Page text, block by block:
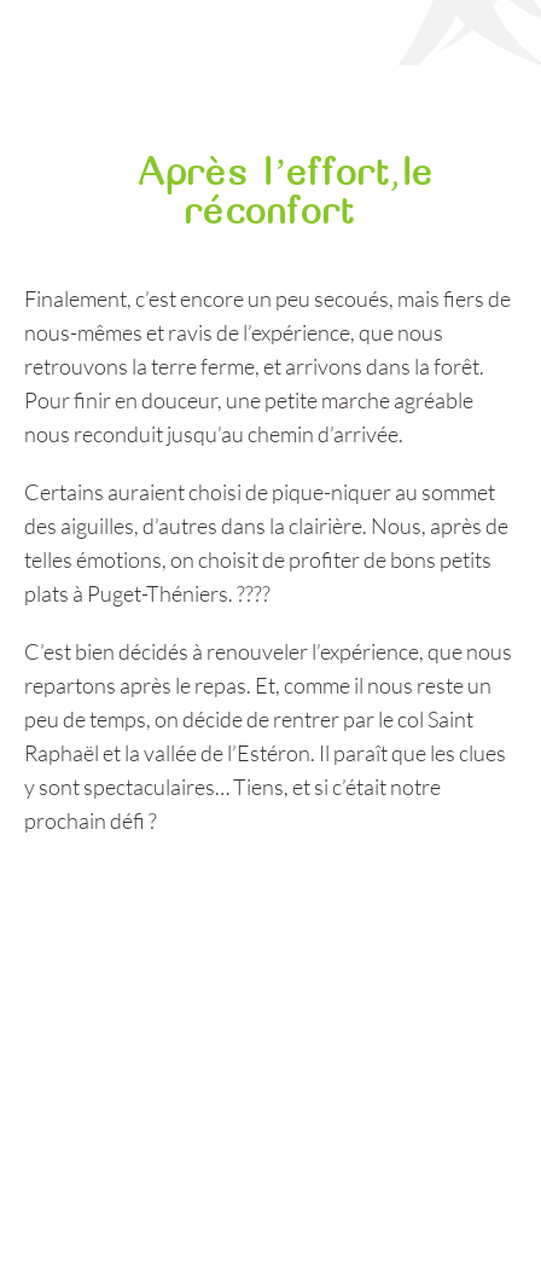
Après l’effort,le
réconfort
Finalement, c’est encore un peu secoués, mais fiers de
nous-mêmes et ravis de l’expérience, que nous
retrouvons la terre ferme, et arrivons dans la forêt.
Pour finir en douceur, une petite marche agréable
nous reconduit jusqu’au chemin d’arrivée.
Certains auraient choisi de pique-niquer au sommet
des aiguilles, d’autres dans la clairière. Nous, après de
telles émotions, on choisit de profiter de bons petits
plats à Puget-Théniers. ????
C’est bien décidés à renouveler l’expérience, que nous
repartons après le repas. Et, comme il nous reste un
peu de temps, on décide de rentrer par le col Saint
Raphaël et la vallée de l’Estéron. Il paraît que les clues
y sont spectaculaires… Tiens, et si c’était notre
prochain défi ?